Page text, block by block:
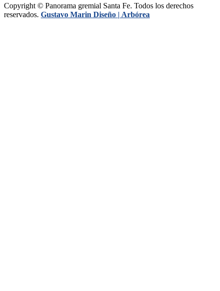
Copyright © Panorama gremial Santa Fe. Todos los derechos
reservados. Gustavo Marin Diseño | Arbórea